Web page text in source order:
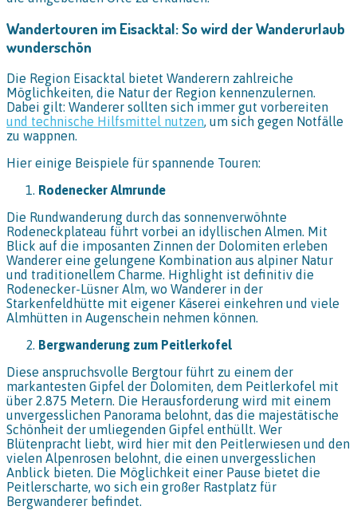
Wandertouren im Eisacktal: So wird der Wanderurlaub
wunderschön
Die Region Eisacktal bietet Wanderern zahlreiche
Möglichkeiten, die Natur der Region kennenzulernen.
Dabei gilt: Wanderer sollten sich immer gut vorbereiten
und technische Hilfsmittel nutzen, um sich gegen Notfälle
zu wappnen.
Hier einige Beispiele für spannende Touren:
Rodenecker Almrunde
Die Rundwanderung durch das sonnenverwöhnte
Rodeneckplateau führt vorbei an idyllischen Almen. Mit
Blick auf die imposanten Zinnen der Dolomiten erleben
Wanderer eine gelungene Kombination aus alpiner Natur
und traditionellem Charme. Highlight ist definitiv die
Rodenecker-Lüsner Alm, wo Wanderer in der
Starkenfeldhütte mit eigener Käserei einkehren und viele
Almhütten in Augenschein nehmen können.
Bergwanderung zum Peitlerkofel
Diese anspruchsvolle Bergtour führt zu einem der
markantesten Gipfel der Dolomiten, dem Peitlerkofel mit
über 2.875 Metern. Die Herausforderung wird mit einem
unvergesslichen Panorama belohnt, das die majestätische
Schönheit der umliegenden Gipfel enthüllt. Wer
Blütenpracht liebt, wird hier mit den Peitlerwiesen und den
vielen Alpenrosen belohnt, die einen unvergesslichen
Anblick bieten. Die Möglichkeit einer Pause bietet die
Peitlerscharte, wo sich ein großer Rastplatz für
Bergwanderer befindet.